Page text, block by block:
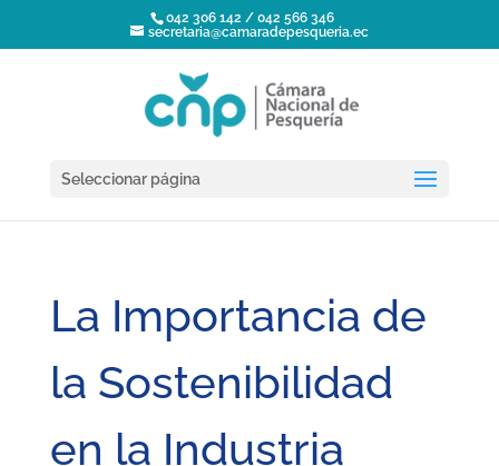
042 306 142 / 042 566 346
secretaria@camaradepesqueria.ec
Seleccionar página
La Importancia de
la Sostenibilidad
en la Industria